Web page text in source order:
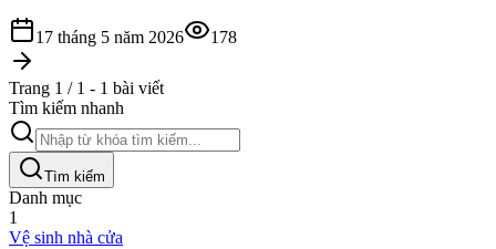
17 tháng 5 năm 2026 178
Trang 1 / 1 - 1 bài viết
Tìm kiếm nhanh
Tìm kiếm
Danh mục
1
Vệ sinh nhà cửa